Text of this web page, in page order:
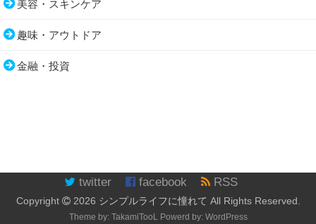
美容・スキンケア
趣味・アウトドア
金融・投資
twitter facebook RSS
Copyright 2026 シンプルライフに憧れて All Rights Reserved.
Theme by: TakamiTooLPowerd by: WordPress